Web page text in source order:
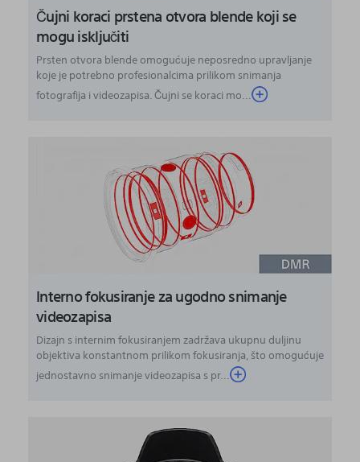
Čujni koraci prstena otvora blende koji se
mogu isključiti
Prsten otvora blende omogućuje neposredno upravljanje
koje je potrebno profesionalcima prilikom snimanja
fotografija i videozapisa. Čujni se koraci mo...
Interno fokusiranje za ugodno snimanje
videozapisa
Dizajn s internim fokusiranjem zadržava ukupnu duljinu
objektiva konstantnom prilikom fokusiranja, što omogućuje
jednostavno snimanje videozapisa s pr...